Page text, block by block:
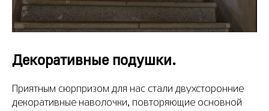
Декоративные подушки.
Приятным сюрпризом для нас стали двухсторонние
декоративные наволочки, повторяющие основной